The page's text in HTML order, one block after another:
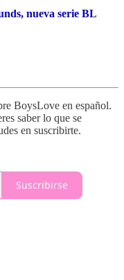
nueva serie BL
BoysLove en español.
saber lo que se
en suscribirte.
Suscribirse